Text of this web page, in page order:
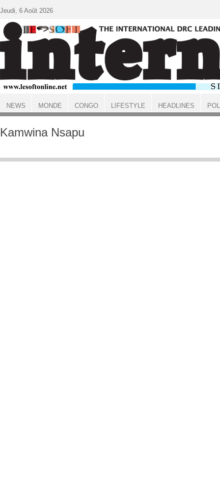
ACCUEIL
Kamwina Nsapu
Jeudi, 6 Août 2026
NEWS MONDE CONGO LIFESTYLE HEADLINES